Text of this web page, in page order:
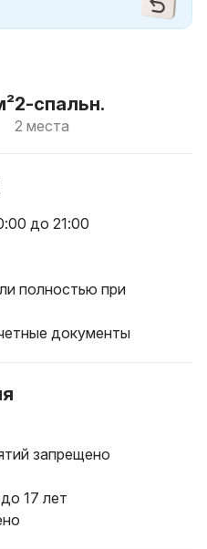
2-спальн.
2 места
до 21:00
полностью при
документы
запрещено
17 лет